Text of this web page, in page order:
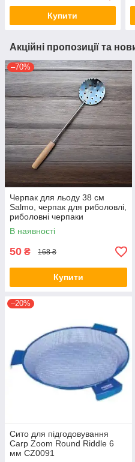
Купити
Акційні пропозиції та
–70%
Черпак для льоду 38 см
Salmo, черпак для риболовлі,
риболовні черпаки
В наявності
50 ₴ 168 ₴
Купити
–20%
Сито для підгодовування
Carp Zoom Round Riddle 6
мм CZ0091